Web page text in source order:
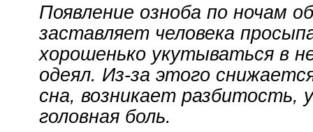
Появление озноба по ночам
заставляет человека
хорошенько укутываться в
одеял. Из-за этого
сна, возникает разбитость,
головная боль.